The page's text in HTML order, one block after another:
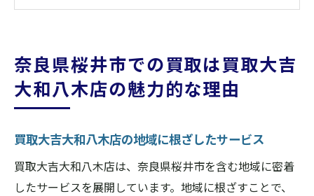
地域の特性を理解した買取戦略
信頼される買取専門店としての実績
買取体験
地域密着型の利点とは
安心できる買取プロセス
奈良県桜井市での買取は買取大吉
大和八木店の魅力的な理由
買取大吉大和八木店の地域に根ざしたサービス
買取大吉大和八木店は、奈良県桜井市を含む地域に密着
したサービスを展開しています。地域に根ざすことで、